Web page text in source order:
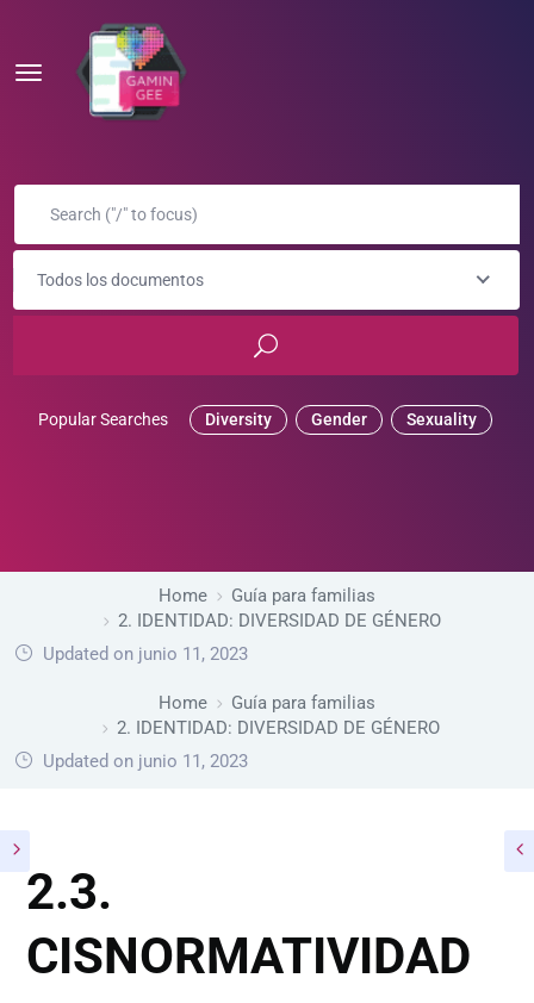
Todos los documentos
Popular Searches Diversity Gender Sexuality
Home
Guía para familias
2. IDENTIDAD: DIVERSIDAD DE GÉNERO
Updated on junio 11, 2023
Home
Guía para familias
2. IDENTIDAD: DIVERSIDAD DE GÉNERO
Updated on junio 11, 2023
2.3.
CISNORMATIVIDAD